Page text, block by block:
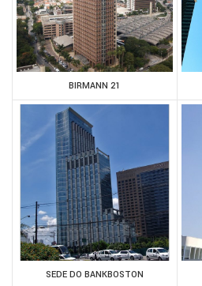
BIRMANN 21
SEDE DO BANKBOSTON